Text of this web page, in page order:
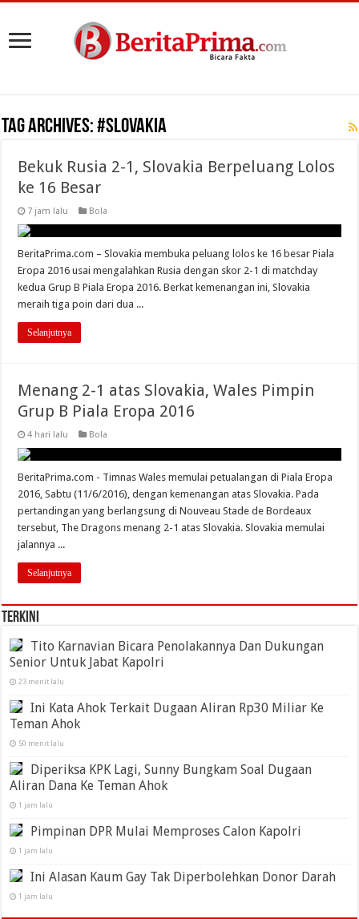
Tag Archives:#Slovakia
Bekuk Rusia 2-1, Slovakia Berpeluang Lolos
ke 16 Besar
7 jam lalu Bola
BeritaPrima.com – Slovakia membuka peluang lolos ke 16 besar Piala
Eropa 2016 usai mengalahkan Rusia dengan skor 2-1 di matchday
kedua Grup B Piala Eropa 2016. Berkat kemenangan ini, Slovakia
meraih tiga poin dari dua ...
Selanjutnya
Menang 2-1 atas Slovakia, Wales Pimpin
Grup B Piala Eropa 2016
4 hari lalu Bola
BeritaPrima.com - Timnas Wales memulai petualangan di Piala Eropa
2016, Sabtu (11/6/2016), dengan kemenangan atas Slovakia. Pada
pertandingan yang berlangsung di Nouveau Stade de Bordeaux
tersebut, The Dragons menang 2-1 atas Slovakia. Slovakia memulai
jalannya ...
Selanjutnya
Terkini
Tito Karnavian Bicara Penolakannya Dan Dukungan
Senior Untuk Jabat Kapolri
23 menit lalu
Ini Kata Ahok Terkait Dugaan Aliran Rp30 Miliar Ke
Teman Ahok
50 menit lalu
Diperiksa KPK Lagi, Sunny Bungkam Soal Dugaan
Aliran Dana Ke Teman Ahok
1 jam lalu
Pimpinan DPR Mulai Memproses Calon Kapolri
1 jam lalu
Ini Alasan Kaum Gay Tak Diperbolehkan Donor Darah
1 jam lalu